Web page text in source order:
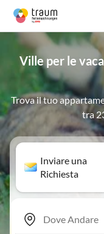
Ville per le
Trova il tuo
tra
Inviare una
Richiesta